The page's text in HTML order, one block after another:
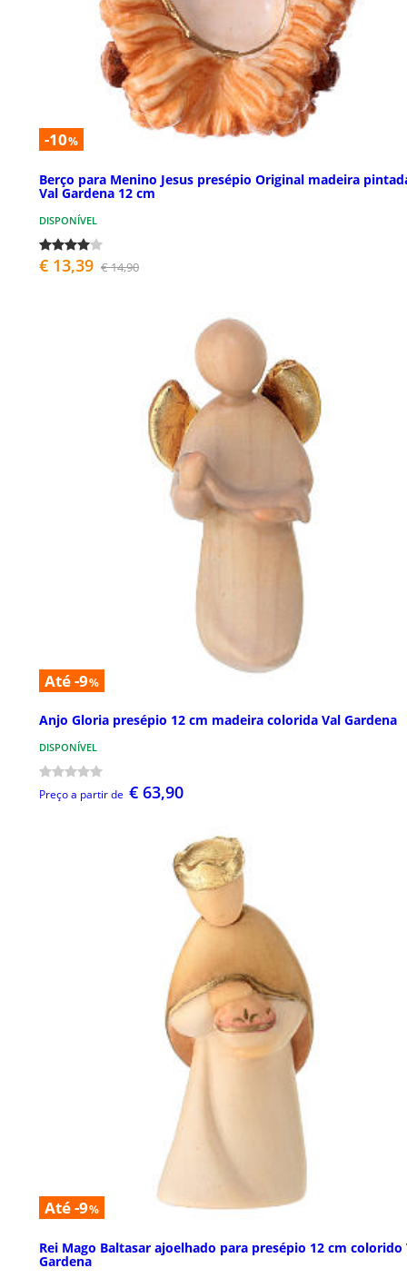
-10%
Berço para Menino Jesus presépio Original madeira
Val Gardena 12 cm
DISPONÍVEL
€ 13,39 € 14,90
Até -9%
Anjo Gloria presépio 12 cm madeira colorida Val Gardena
DISPONÍVEL
Preço a partir de € 63,90
Até -9%
Rei Mago Baltasar ajoelhado para presépio 12 cm colorido
Gardena